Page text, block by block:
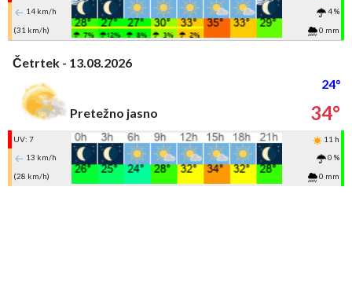
14 km/h
4 %
(31 km/h)
0 mm
Četrtek - 13.08.2026
24°
Pretežno jasno
34°
UV: 7
11 h
13 km/h
0 %
(28 km/h)
0 mm